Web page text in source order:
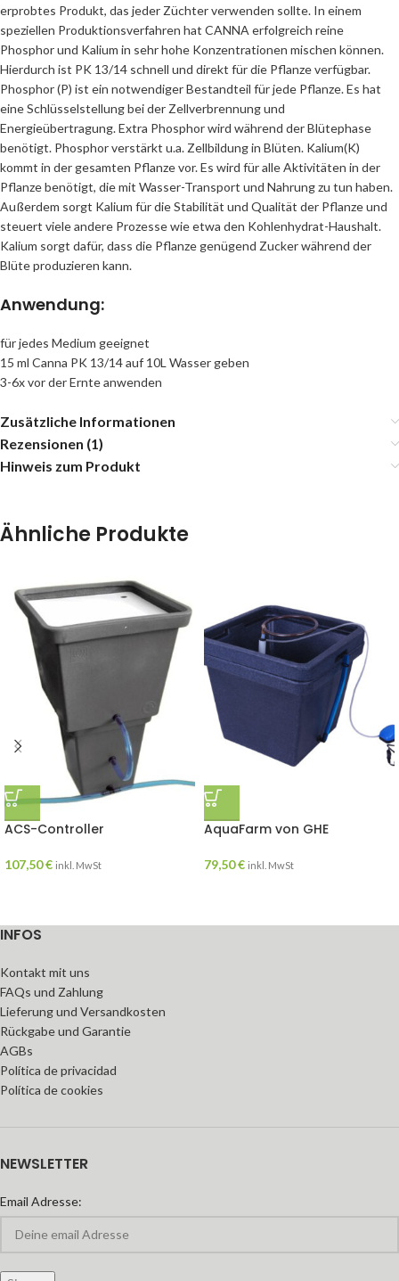
erprobtes Produkt, das jeder Züchter verwenden sollte. In einem
speziellen Produktionsverfahren hat CANNA erfolgreich reine
Phosphor und Kalium in sehr hohe Konzentrationen mischen können.
Hierdurch ist PK 13/14 schnell und direkt für die Pflanze verfügbar.
Phosphor (P) ist ein notwendiger Bestandteil für jede Pflanze. Es hat
eine Schlüsselstellung bei der Zellverbrennung und
Energieübertragung. Extra Phosphor wird während der Blütephase
benötigt. Phosphor verstärkt u.a. Zellbildung in Blüten. Kalium(K)
kommt in der gesamten Pflanze vor. Es wird für alle Aktivitäten in der
Pflanze benötigt, die mit Wasser-Transport und Nahrung zu tun haben.
Außerdem sorgt Kalium für die Stabilität und Qualität der Pflanze und
steuert viele andere Prozesse wie etwa den Kohlenhydrat-Haushalt.
Kalium sorgt dafür, dass die Pflanze genügend Zucker während der
Blüte produzieren kann.
Anwendung:
für jedes Medium geeignet
15 ml Canna PK 13/14 auf 10L Wasser geben
3-6x vor der Ernte anwenden
Zusätzliche Informationen
Rezensionen (1)
Hinweis zum Produkt
Ähnliche Produkte
ACS-Controller
107,50€ inkl. MwSt
AquaFarm von GHE
79,50€ inkl. MwSt
INFOS
Kontakt mit uns
FAQs und Zahlung
Lieferung und Versandkosten
Rückgabe und Garantie
AGBs
Política de privacidad
Política de cookies
NEWSLETTER
Email Adresse: